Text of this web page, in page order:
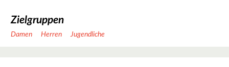
Zielgruppen
Damen Herren Jugendliche